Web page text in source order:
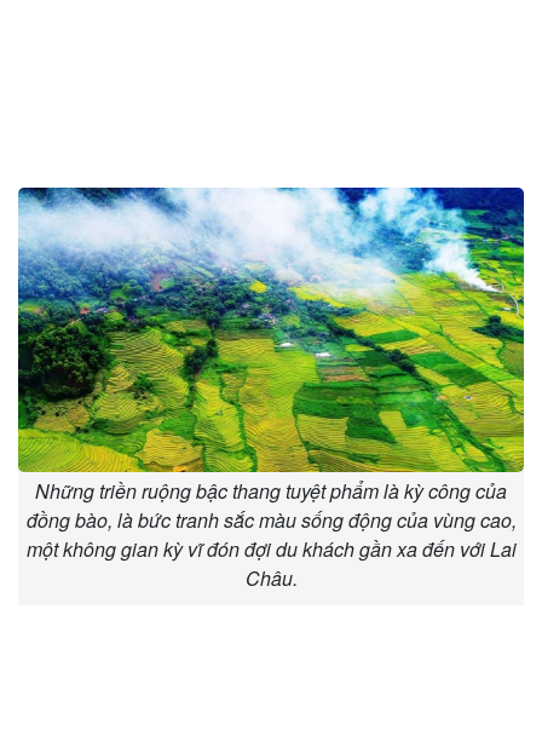
Những triền ruộng bậc thang tuyệt phẩm là kỳ công của
đồng bào, là bức tranh sắc màu sống động của vùng cao,
một không gian kỳ vĩ đón đợi du khách gần xa đến với Lai
Châu.